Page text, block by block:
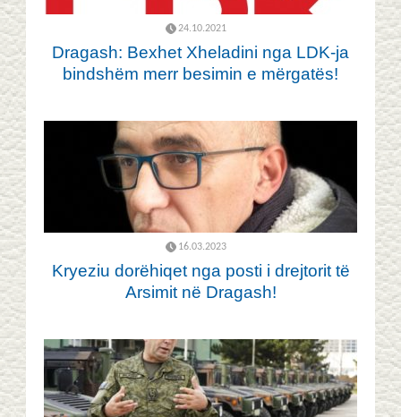
24.10.2021
Dragash: Bexhet Xheladini nga LDK-ja
bindshëm merr besimin e mërgatës!
16.03.2023
Kryeziu dorëhiqet nga posti i drejtorit të
Arsimit në Dragash!